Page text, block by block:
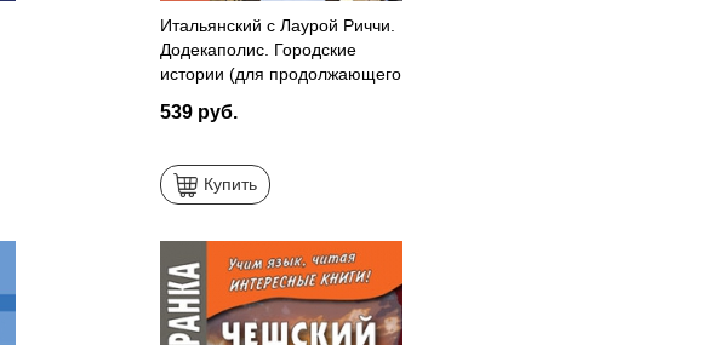
Итальянский с Лаурой Риччи.
Додекаполис. Городские
истории (для продолжающего
539 руб.
Купить